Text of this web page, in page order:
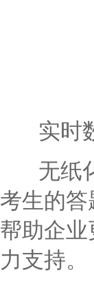
实时数
无纸化
考生的
帮助企
力支持。